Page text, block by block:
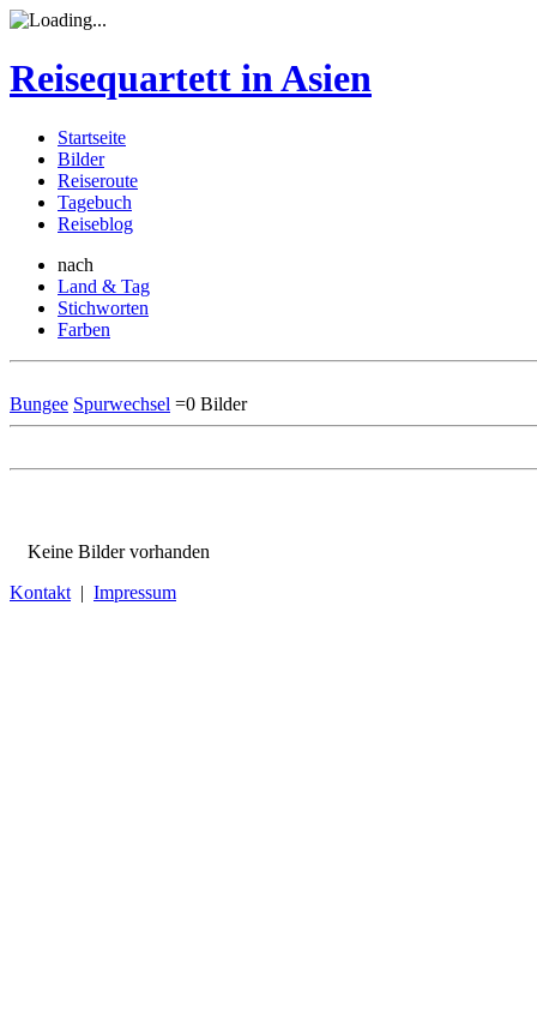
Reisequartett in Asien
Startseite
Bilder
Reiseroute
Tagebuch
Reiseblog
nach
Land & Tag
Stichworten
Farben
Bungee Spurwechsel =0 Bilder
Keine Bilder vorhanden
Kontakt | Impressum